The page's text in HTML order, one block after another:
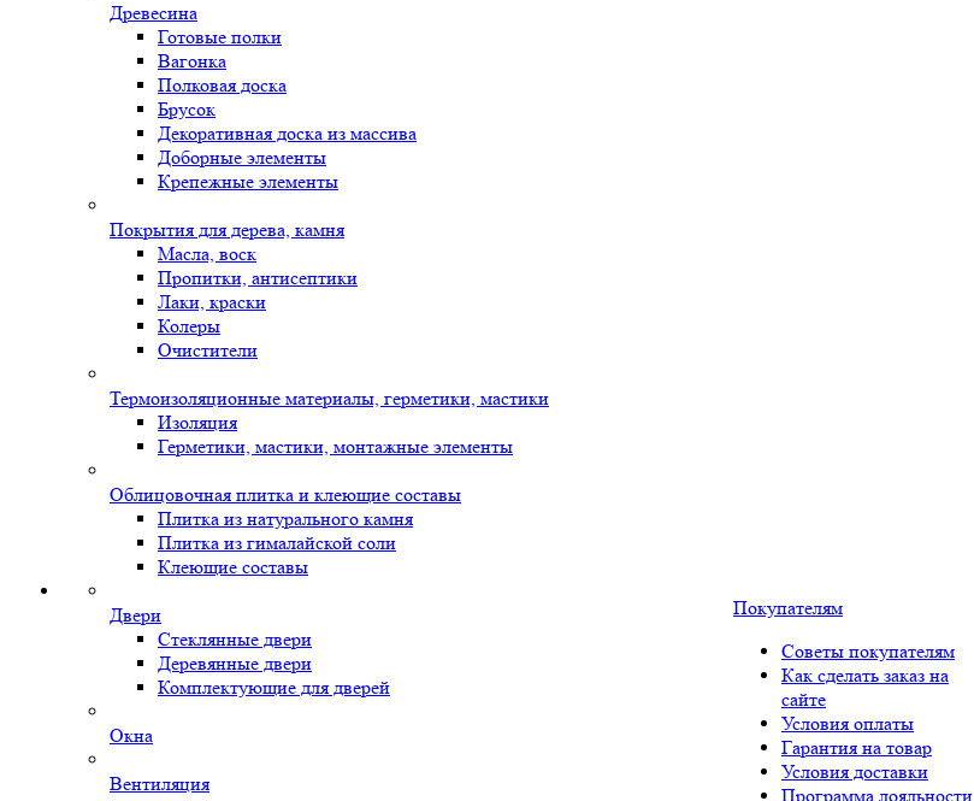
Древесина
Готовые полки
Вагонка
Полковая доска
Брусок
Декоративная доска из массива
Доборные элементы
Крепежные элементы
Покрытия для дерева, камня
Масла, воск
Пропитки, антисептики
Лаки, краски
Колеры
Очистители
Термоизоляционные материалы, герметики, мастики
Изоляция
Герметики, мастики, монтажные элементы
Облицовочная плитка и клеющие составы
Плитка из натурального камня
Плитка из гималайской соли
Клеющие составы
Двери
Стеклянные двери
Деревянные двери
Комплектующие для дверей
Окна
Вентиляция
Покупателям
Советы покупателям
Как сделать заказ на
сайте
Условия оплаты
Гарантия на товар
Условия доставки
Программа лояльности